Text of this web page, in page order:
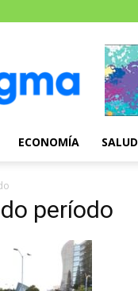
ECONOMÍA SALUD
período